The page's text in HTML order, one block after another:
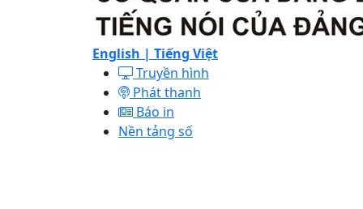
English | Tiếng Việt
Truyền hình
Phát thanh
Báo in
Nền tảng số